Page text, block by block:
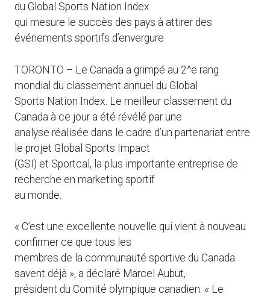
du Global Sports Nation Index
qui mesure le succès des pays à attirer des
événements sportifs d’envergure
TORONTO – Le Canada a grimpé au 2^e rang
mondial du classement annuel du Global
Sports Nation Index. Le meilleur classement du
Canada à ce jour a été révélé par une
analyse réalisée dans le cadre d’un partenariat entre
le projet Global Sports Impact
(GSI) et Sportcal, la plus importante entreprise de
recherche en marketing sportif
au monde.
« C’est une excellente nouvelle qui vient à nouveau
confirmer ce que tous les
membres de la communauté sportive du Canada
savent déjà », a déclaré Marcel Aubut,
président du Comité olympique canadien. « Le